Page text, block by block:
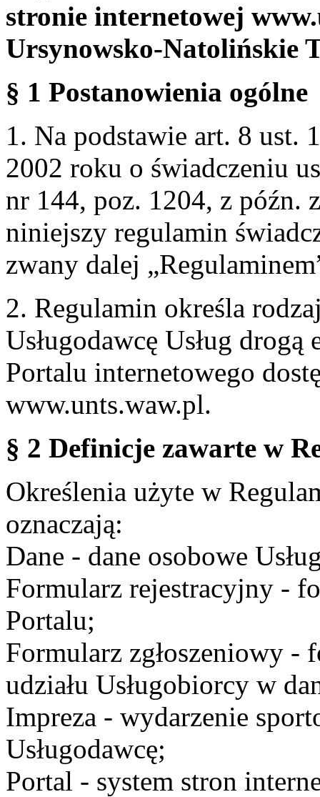
stronie internetowej
Ursynowsko-Natolińskie
§ 1 Postanowienia ogólne
1. Na podstawie art. 8 ust.
2002 roku o świadczeniu
nr 144, poz. 1204, z późn.
niniejszy regulamin
zwany dalej
2. Regulamin określa
Usługodawcę Usług
Portalu internetowego
www.unts.waw.pl.
§ 2 Definicje zawarte w
Określenia użyte w
oznaczają:
Dane - dane osobowe
Formularz rejestracyjny -
Portalu;
Formularz zgłoszeniowy -
udziału Usługobiorcy w
Impreza - wydarzenie
Usługodawcę;
Portal - system stron